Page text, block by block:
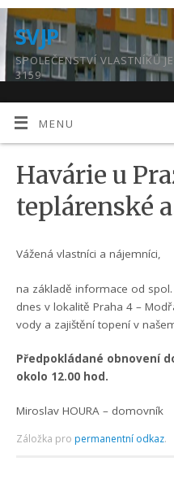
SVJP
SPOLEČENSTVÍ VLASTNÍKŮ
3159
MENU
Havárie u
teplárenské
Vážená vlastníci a nájemníci,
na základě informace od
dnes v lokalitě Praha 4 –
vody a zajištění topení v
Předpokládané obnovení
okolo 12.00 hod.
Miroslav HOURA – domovník
Záložka pro permanentní odkaz.